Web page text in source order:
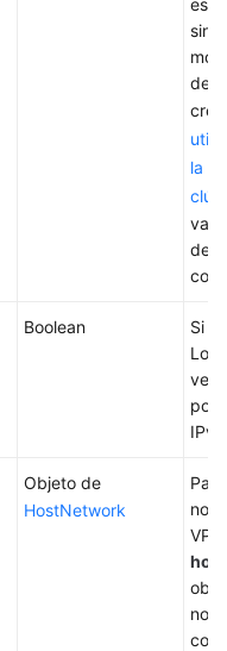
sin
del
la
Boolean
Si
Los
Objeto de
HostNetwork